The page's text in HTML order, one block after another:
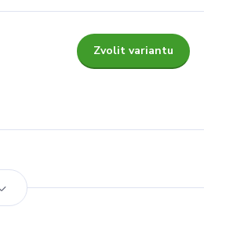
Zvolit variantu